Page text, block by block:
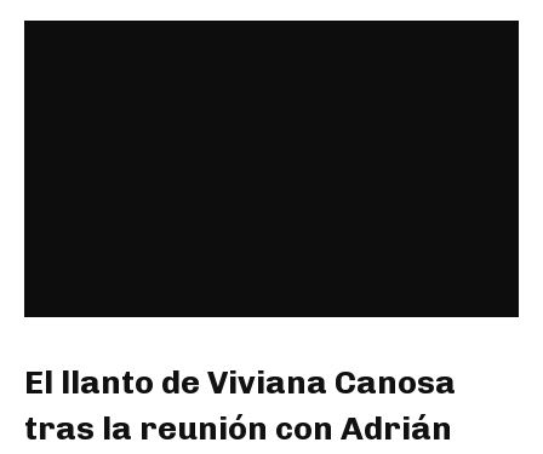
El llanto de Viviana Canosa
tras la reunión con Adrián